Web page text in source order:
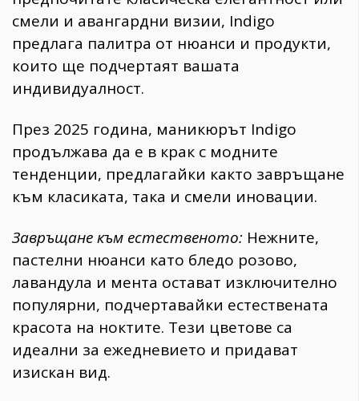
смели и авангардни визии, Indigo
предлага палитра от нюанси и продукти,
които ще подчертаят вашата
индивидуалност.
През 2025 година, маникюрът Indigo
продължава да е в крак с модните
тенденции, предлагайки както завръщане
към класиката, така и смели иновации.
Завръщане към естественото: Нежните,
пастелни нюанси като бледо розово,
лавандула и мента остават изключително
популярни, подчертавайки естествената
красота на ноктите. Тези цветове са
идеални за ежедневието и придават
изискан вид.